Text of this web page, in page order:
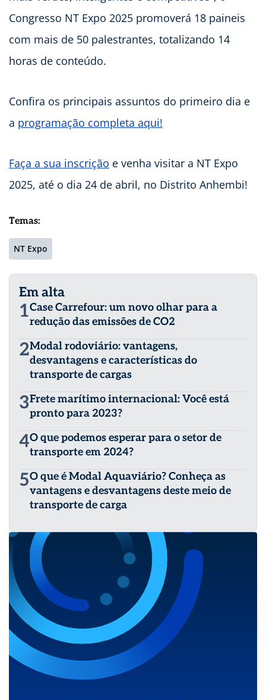
Congresso NT Expo 2025 promoverá 18 paineis
com mais de 50 palestrantes, totalizando 14
horas de conteúdo.
Confira os principais assuntos do primeiro dia e
a programação completa aqui!
Faça a sua inscrição e venha visitar a NT Expo
2025, até o dia 24 de abril, no Distrito Anhembi!
Temas:
NT Expo
Em alta
1Case Carrefour: um novo olhar para a
redução das emissões de CO2
2Modal rodoviário: vantagens,
desvantagens e características do
transporte de cargas
3Frete marítimo internacional: Você está
pronto para 2023?
4O que podemos esperar para o setor de
transporte em 2024?
5O que é Modal Aquaviário? Conheça as
vantagens e desvantagens deste meio de
transporte de carga